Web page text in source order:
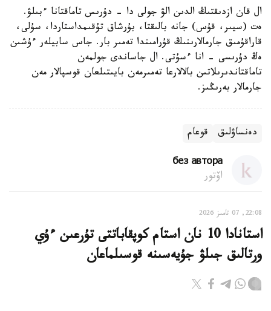
ال قان ازدىقتىڭ الدىن الۋ جولى دا - دۇرىس تاماقتانا ءبىلۋ.
ەت (سيىر، قۇس) جانە بالىقتا، بۇرشاق تۇقىمداستاردا، سۇلى،
قاراقۇمىق جارمالارىنىڭ قۇرامىندا تەمىر بار. جاس سابيلەر ءۇشىن
ەڭ دۇرىسى - انا ءسۇتى. ال جاساندى جولمەن
تاماقتاندىرىلاتىن بالالارعا تەمىرمەن بايىتىلعان قوسپالار مەن
جارمالار بەرىڭىز.
دەنساۋلىق قوعام
без автора
اۆتور
22:08, 07 تامىز 2026
استانادا 10 نان استام كوپقاباتتى تۇرعىن ءۇي
ورتالىق جىلۋ جۇيەسىنە قوسىلماعان